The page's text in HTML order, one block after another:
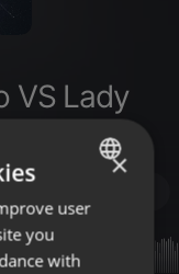
VS Lady
ENGLISH
GERMAN
×
user
you
with